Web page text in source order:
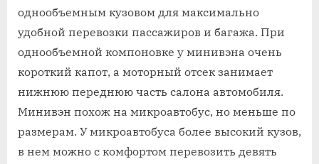
однообъемным кузовом для максимально
удобной перевозки пассажиров и багажа. При
однообъемной компоновке у минивэна очень
короткий капот, а моторный отсек занимает
нижнюю переднюю часть салона автомобиля.
Минивэн похож на микроавтобус, но меньше по
размерам. У микроавтобуса более высокий кузов,
в нем можно с комфортом перевозить девять